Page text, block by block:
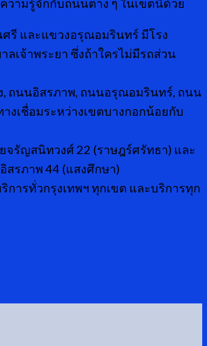
วามรู้จักกับถนนต่าง ๆ ในเขตนี้ด้วย
รี และแขวงอรุณอมรินทร์ มีโรง
เจ้าพระยา ซึ่งถ้าใครไม่มีรถส่วน
ถนนอิสรภาพ, ถนนอรุณอมรินทร์, ถนน
เชื่อมระหว่างเขตบางกอกน้อยกับ
จรัญสนิทวงศ์ 22 (ราษฎร์ศรัทธา) และ
สรภาพ 44 (แสงศึกษา)
การทั่วกรุงเทพฯ ทุกเขต และบริการทุก